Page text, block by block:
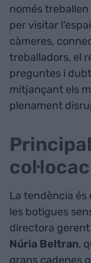
només
per visitar
càmeres,
treballadors, el
preguntes i
mitjançant els
plenament
La tendència és
les botigues
directora gerent
Núria Beltran,
grans cadenes